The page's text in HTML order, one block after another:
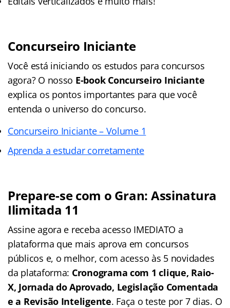
Concurseiro Iniciante
Você está iniciando os estudos para concursos
agora? O nosso E-book Concurseiro Iniciante
explica os pontos importantes para que você
entenda o universo do concurso.
Concurseiro Iniciante – Volume 1
Aprenda a estudar corretamente
Prepare-se com o Gran: Assinatura
Ilimitada 11
Assine agora e receba acesso IMEDIATO a
plataforma que mais aprova em concursos
públicos e, o melhor, com acesso às 5 novidades
da plataforma: Cronograma com 1 clique, Raio-
X, Jornada do Aprovado, Legislação Comentada
e a Revisão Inteligente. Faça o teste por 7 dias. O